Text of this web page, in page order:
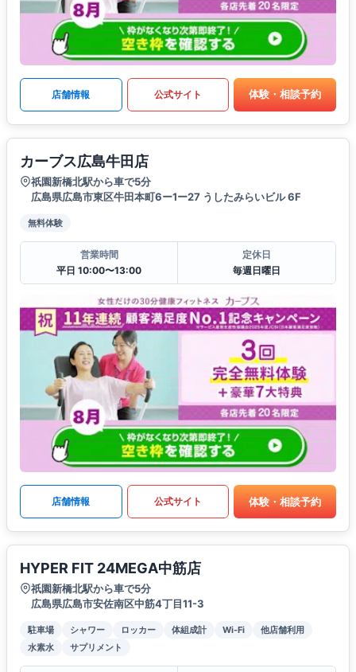
店舗情報 公式サイト 体験・相談予約
カーブス広島牛田店
祇園新橋北駅から車で5分
広島県広島市東区牛田本町6ー1ー27 うしたみらいビル 6F
無料体験
営業時間
平日 10:00〜13:00
定休日
毎週日曜日
店舗情報 公式サイト 体験・相談予約
HYPER FIT 24MEGA中筋店
祇園新橋北駅から車で5分
広島県広島市安佐南区中筋4丁目11-3
駐車場 シャワー ロッカー 体組成計 Wi-Fi
他店舗利用
水素水
サプリメント